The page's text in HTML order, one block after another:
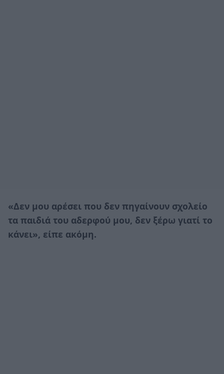
«Δεν μου αρέσει που δεν πηγαίνουν σχολείο
τα παιδιά του αδερφού μου, δεν ξέρω γιατί το
κάνει», είπε ακόμη.